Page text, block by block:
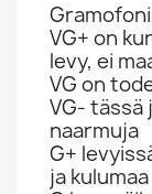
VG+ on
levy, ei
VG on
VG- tässä
naarmuja
G+
ja kulumaa